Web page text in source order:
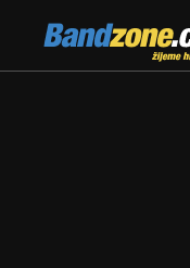
Bandzone.cz
žijeme hudbou